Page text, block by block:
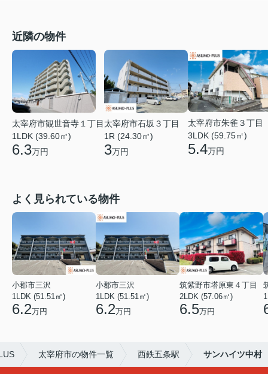
近隣の物件
太宰府市観世音寺１丁目
1LDK (39.60㎡)
6.3万円
太宰府市石坂３丁目
1R (24.30㎡)
3万円
太宰府市朱雀３丁目
3LDK (59.75㎡)
5.4万円
よく見られている物件
小郡市三沢
1LDK (51.51㎡)
6.2万円
小郡市三沢
1LDK (51.51㎡)
6.2万円
筑紫野市塔原東４丁目
2LDK (57.06㎡)
6.5万円
太宰府市の物件一覧 西鉄五条駅 サンハイツ中村